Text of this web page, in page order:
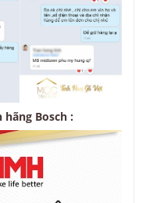
duy nhất.
khí liên tục ở
nếu nhiệt độ tăng
tủ.
hình hiển thị kỹ
lạnh và tủ đông.